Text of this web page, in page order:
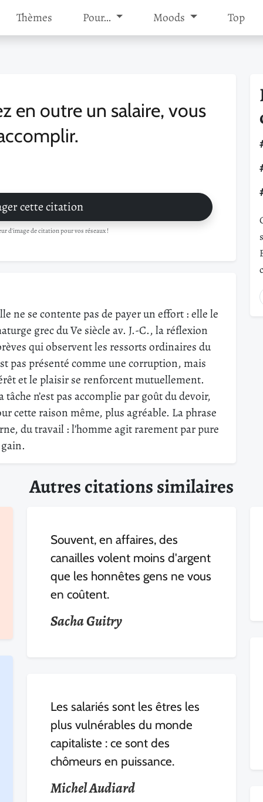
Thèmes Pour… Moods Top
en outre un salaire, vous
cette citation
d'image de citation pour vos réseaux !
ne se contente pas de payer un effort : elle le
grec du Ve siècle av. J.-C., la réflexion
qui observent les ressorts ordinaires du
pas présenté comme une corruption, mais
et le plaisir se renforcent mutuellement.
tâche n’est pas accomplie par goût du devoir,
cette raison même, plus agréable. La phrase
du travail : l’homme agit rarement par pure
Autres citations similaires
Souvent, en affaires, des
canailles volent moins d'argent
que les honnêtes gens ne vous
en coûtent.
Sacha Guitry
Les salariés sont les êtres les
plus vulnérables du monde
capitaliste : ce sont des
chômeurs en puissance.
Michel Audiard